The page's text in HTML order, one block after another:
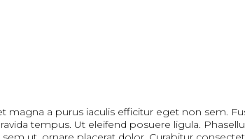
a purus iaculis efficitur eget non sem.
tempus. Ut eleifend posuere ligula.